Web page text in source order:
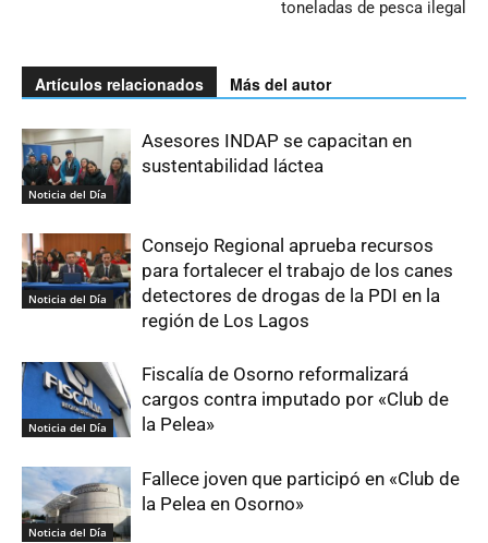
toneladas de pesca ilegal
Artículos relacionados Más del autor
Noticia del Día
Asesores INDAP se capacitan en
sustentabilidad láctea
Noticia del Día
Consejo Regional aprueba recursos
para fortalecer el trabajo de los canes
detectores de drogas de la PDI en la
región de Los Lagos
Noticia del Día
Fiscalía de Osorno reformalizará
cargos contra imputado por «Club de
la Pelea»
Noticia del Día
Fallece joven que participó en «Club de
la Pelea en Osorno»